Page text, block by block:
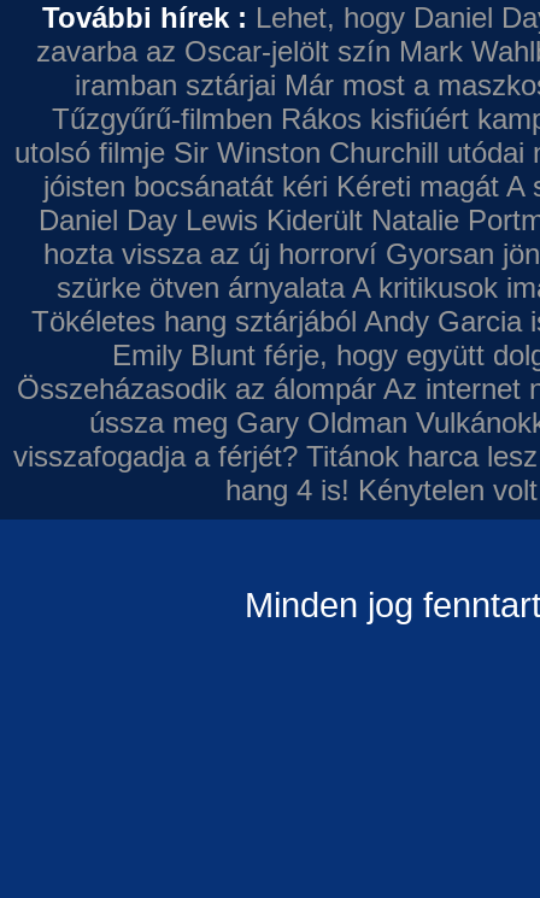
További hírek : Lehet, hogy Daniel
zavarba az Oscar-jelölt szín Mark
iramban sztárjai Már most a
Tűzgyűrű-filmben Rákos kisfiúért
utolsó filmje Sir Winston Churchill utódai
jóisten bocsánatát kéri Kéreti magát A
Daniel Day Lewis Kiderült Natalie
hozta vissza az új horrorví Gyorsan
szürke ötven árnyalata A kritikusok
Tökéletes hang sztárjából Andy Garcia
Emily Blunt férje, hogy együtt
Összeházasodik az álompár Az internet
ússza meg Gary Oldman
visszafogadja a férjét? Titánok harca
hang 4 is! Kénytelen
Minden jog